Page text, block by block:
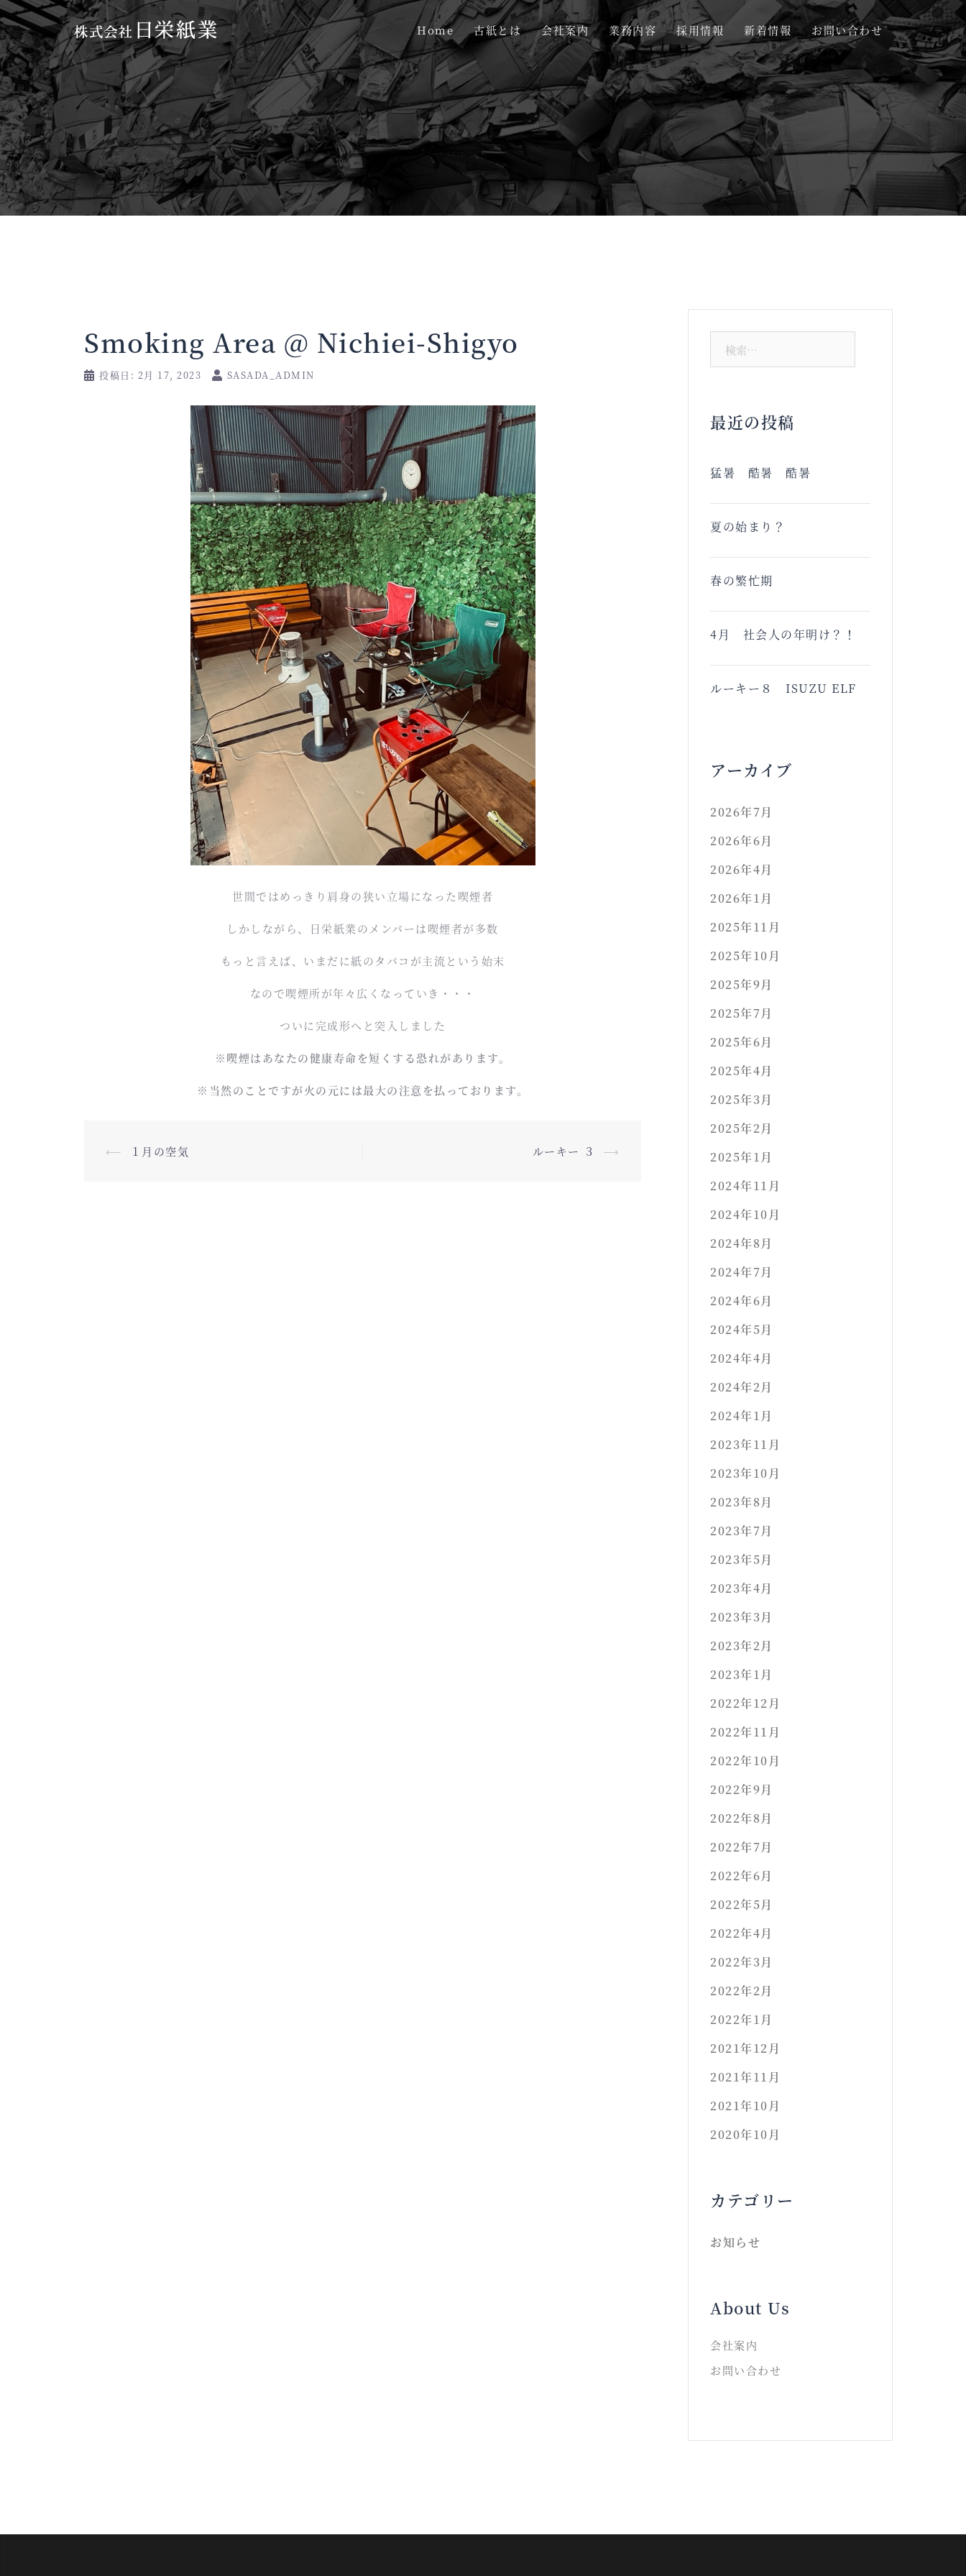
コ
ン
テ
ン
ツ
へ
ス
キ
ッ
プ
Home 古紙とは 会社案内 業務内容 採用情報 新着情報 お問い合わせ
Smoking Area @ Nichiei-Shigyo
投稿日: 2月 17, 2023 SASADA_ADMIN
世間ではめっきり肩身の狭い立場になった喫煙者
しかしながら、日栄紙業のメンバーは喫煙者が多数
もっと言えば、いまだに紙のタバコが主流という始末
なので喫煙所が年々広くなっていき・・・
ついに完成形へと突入しました
※喫煙はあなたの健康寿命を短くする恐れがあります。
※当然のことですが火の元には最大の注意を払っております。
⟵ １月の空気 ルーキー ３ ⟶
最近の投稿
猛暑 酷暑 酷暑
夏の始まり？
春の繁忙期
4月 社会人の年明け？！
ルーキー８ ISUZU ELF
アーカイブ
2026年7月
2026年6月
2026年4月
2026年1月
2025年11月
2025年10月
2025年9月
2025年7月
2025年6月
2025年4月
2025年3月
2025年2月
2025年1月
2024年11月
2024年10月
2024年8月
2024年7月
2024年6月
2024年5月
2024年4月
2024年2月
2024年1月
2023年11月
2023年10月
2023年8月
2023年7月
2023年5月
2023年4月
2023年3月
2023年2月
2023年1月
2022年12月
2022年11月
2022年10月
2022年9月
2022年8月
2022年7月
2022年6月
2022年5月
2022年4月
2022年3月
2022年2月
2022年1月
2021年12月
2021年11月
2021年10月
2020年10月
カテゴリー
お知らせ
About Us
会社案内
お問い合わせ